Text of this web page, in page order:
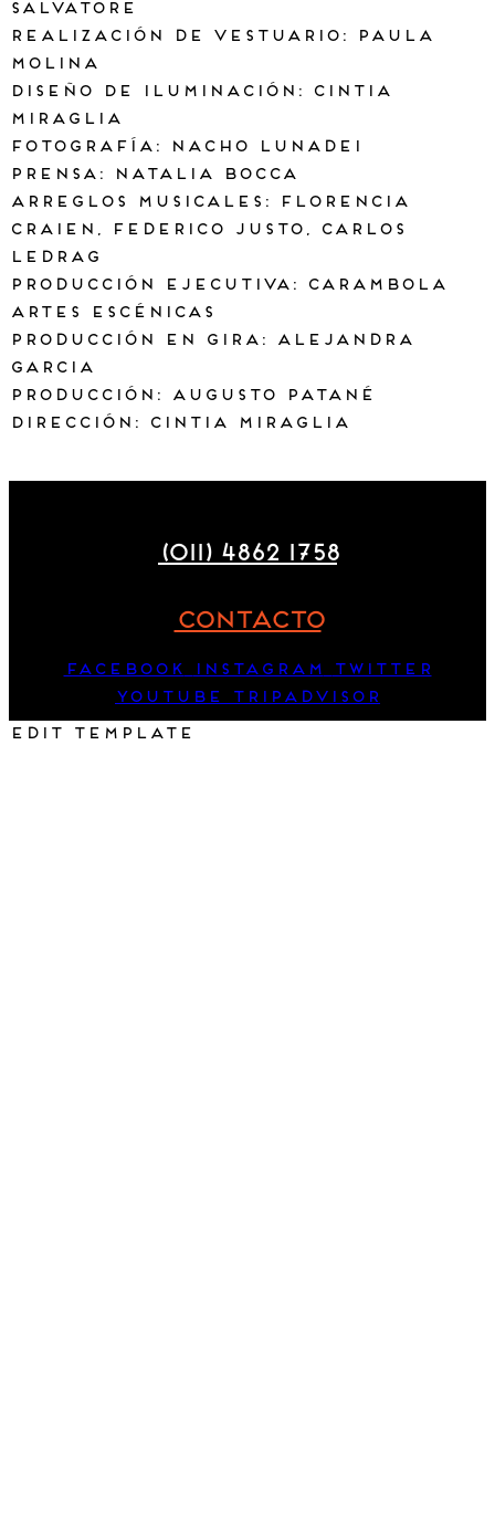
Salvatore
Realización de vestuario: Paula
Molina
Diseño De Iluminación: Cintia
Miraglia
Fotografía: Nacho Lunadei
Prensa: Natalia Bocca
Arreglos musicales: Florencia
Craien, Federico Justo, Carlos
Ledrag
Producción ejecutiva: Carambola
Artes Escénicas
Producción En Gira: Alejandra
Garcia
Producción: Augusto Patané
Dirección: Cintia Miraglia
(011) 4862 1758
CONTACTO
Facebook Instagram
Twitter
Youtube
Tripadvisor
Edit Template